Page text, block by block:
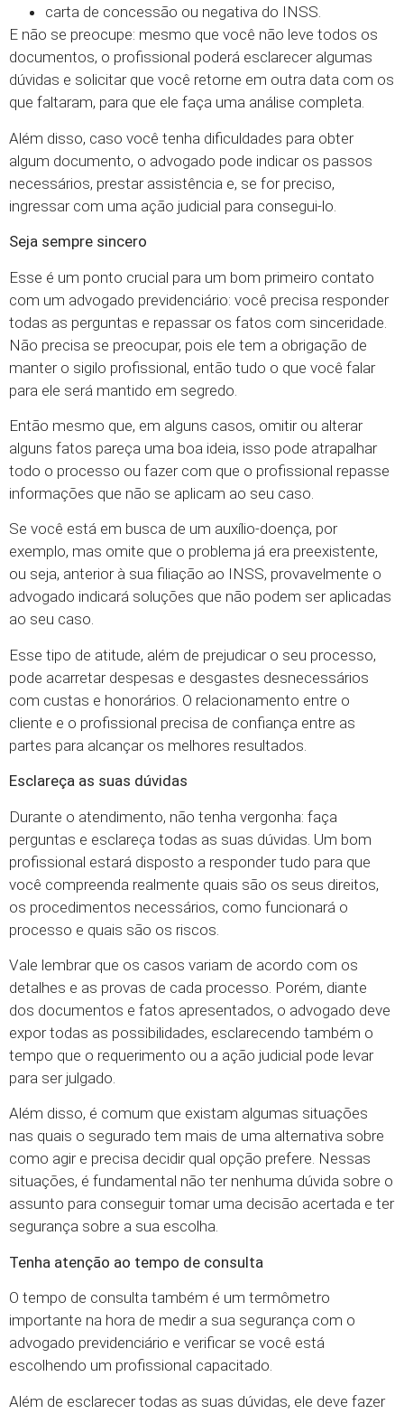
carta de concessão ou negativa do INSS.
E não se preocupe: mesmo que você não leve todos os
documentos, o profissional poderá esclarecer algumas
dúvidas e solicitar que você retorne em outra data com os
que faltaram, para que ele faça uma análise completa.
Além disso, caso você tenha dificuldades para obter
algum documento, o advogado pode indicar os passos
necessários, prestar assistência e, se for preciso,
ingressar com uma ação judicial para consegui-lo.
Seja sempre sincero
Esse é um ponto crucial para um bom primeiro contato
com um advogado previdenciário: você precisa responder
todas as perguntas e repassar os fatos com sinceridade.
Não precisa se preocupar, pois ele tem a obrigação de
manter o sigilo profissional, então tudo o que você falar
para ele será mantido em segredo.
Então mesmo que, em alguns casos, omitir ou alterar
alguns fatos pareça uma boa ideia, isso pode atrapalhar
todo o processo ou fazer com que o profissional repasse
informações que não se aplicam ao seu caso.
Se você está em busca de um auxílio-doença, por
exemplo, mas omite que o problema já era preexistente,
ou seja, anterior à sua filiação ao INSS, provavelmente o
advogado indicará soluções que não podem ser aplicadas
ao seu caso.
Esse tipo de atitude, além de prejudicar o seu processo,
pode acarretar despesas e desgastes desnecessários
com custas e honorários. O relacionamento entre o
cliente e o profissional precisa de confiança entre as
partes para alcançar os melhores resultados.
Esclareça as suas dúvidas
Durante o atendimento, não tenha vergonha: faça
perguntas e esclareça todas as suas dúvidas. Um bom
profissional estará disposto a responder tudo para que
você compreenda realmente quais são os seus direitos,
os procedimentos necessários, como funcionará o
processo e quais são os riscos.
Vale lembrar que os casos variam de acordo com os
detalhes e as provas de cada processo. Porém, diante
dos documentos e fatos apresentados, o advogado deve
expor todas as possibilidades, esclarecendo também o
tempo que o requerimento ou a ação judicial pode levar
para ser julgado.
Além disso, é comum que existam algumas situações
nas quais o segurado tem mais de uma alternativa sobre
como agir e precisa decidir qual opção prefere. Nessas
situações, é fundamental não ter nenhuma dúvida sobre o
assunto para conseguir tomar uma decisão acertada e ter
segurança sobre a sua escolha.
Tenha atenção ao tempo de consulta
O tempo de consulta também é um termômetro
importante na hora de medir a sua segurança com o
advogado previdenciário e verificar se você está
escolhendo um profissional capacitado.
Além de esclarecer todas as suas dúvidas, ele deve fazer